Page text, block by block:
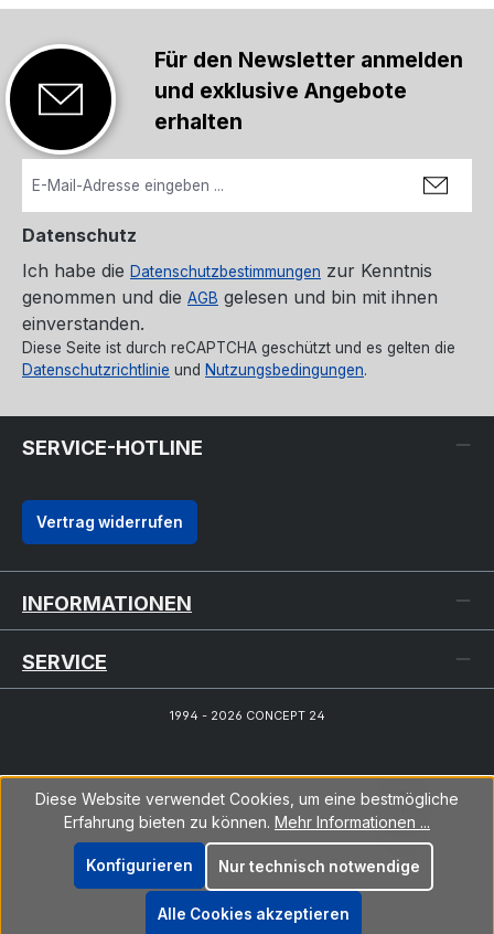
Für den Newsletter anmelden
und exklusive Angebote
erhalten
Datenschutz
Ich habe die Datenschutzbestimmungen zur Kenntnis
genommen und die AGB gelesen und bin mit ihnen
einverstanden.
Diese Seite ist durch reCAPTCHA geschützt und es gelten die
Datenschutzrichtlinie und Nutzungsbedingungen.
SERVICE-HOTLINE
Vertrag widerrufen
INFORMATIONEN
SERVICE
1994 - 2026 CONCEPT 24
Diese Website verwendet Cookies, um eine bestmögliche
Erfahrung bieten zu können. Mehr Informationen ...
Nur technisch notwendige
Konfigurieren
Alle Cookies akzeptieren